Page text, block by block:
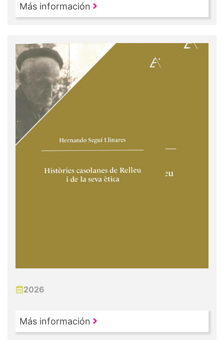
Más información
2026
Más información